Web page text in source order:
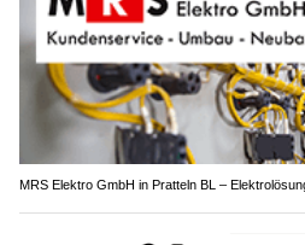
MRS Elektro GmbH in Pratteln BL –